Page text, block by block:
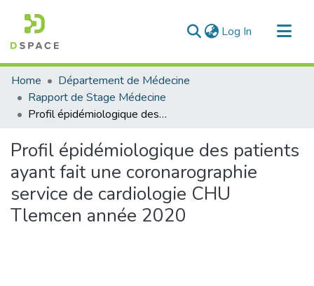
Log In (current)
Communities & Collections
All of DSpace
Statistics
Home
Département de Médecine
Rapport de Stage Médecine
Profil épidémiologique des patients ayant fait une coronarographie service de cardiologie CHU Tlemcen année 2020
Profil épidémiologique des patients
ayant fait une coronarographie
service de cardiologie CHU
Tlemcen année 2020